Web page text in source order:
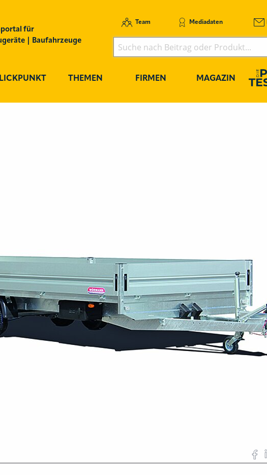
für
| Baufahrzeuge
Team Mediadaten
THEMEN FIRMEN MAGAZIN